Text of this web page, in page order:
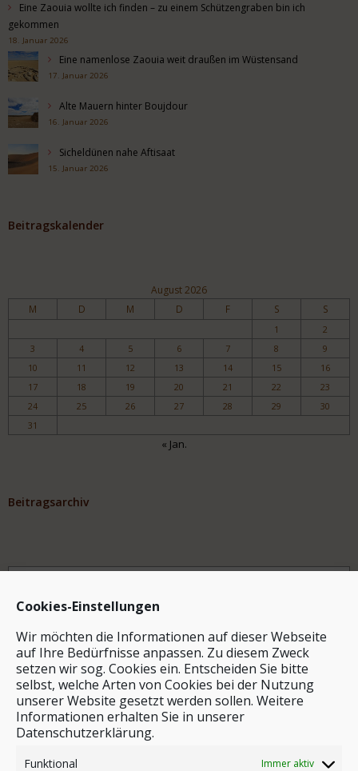
Cookies-Einstellungen
Wir möchten die Informationen auf dieser Webseite
auf Ihre Bedürfnisse anpassen. Zu diesem Zweck
setzen wir sog. Cookies ein. Entscheiden Sie bitte
selbst, welche Arten von Cookies bei der Nutzung
unserer Website gesetzt werden sollen. Weitere
Informationen erhalten Sie in unserer
Datenschutzerklärung.
Funktional Immer aktiv
Eine Zaouia wollte ich finden – zu einem Schützengraben bin ich
gekommen
18. Januar 2026
Eine namenlose Zaouia weit draußen im Wüstensand
17. Januar 2026
Alte Mauern hinter Boujdour
16. Januar 2026
Sicheldünen nahe Aftisaat
15. Januar 2026
Beitragskalender
August 2026
M D M D F S S
1
2
3
4 5 6 7 8
9
10
11 12 13 14 15
16
17
18 19 20 21 22
23
24
25 26 27 28 29
30
31
« Jan.
Beitragsarchiv
Archiv
Stichwortsuche